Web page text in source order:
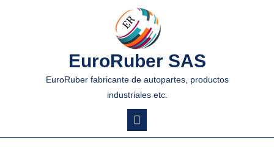
EuroRuber SAS
EuroRuber fabricante de autopartes, productos
industriales etc.